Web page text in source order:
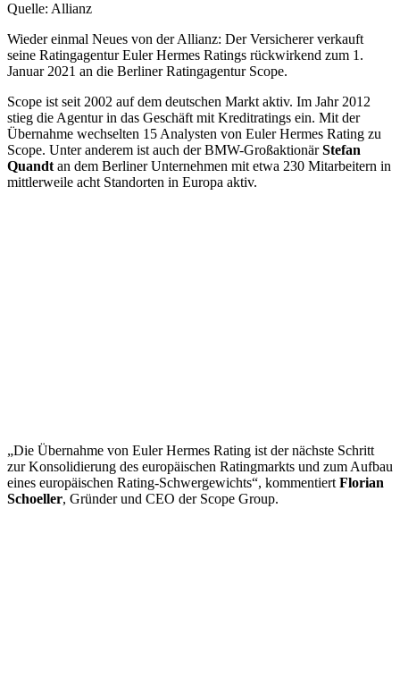
Quelle: Allianz
Wieder einmal Neues von der Allianz: Der Versicherer verkauft
seine Ratingagentur Euler Hermes Ratings rückwirkend zum 1.
Januar 2021 an die Berliner Ratingagentur Scope.
Scope ist seit 2002 auf dem deutschen Markt aktiv. Im Jahr 2012
stieg die Agentur in das Geschäft mit Kreditratings ein. Mit der
Übernahme wechselten 15 Analysten von Euler Hermes Rating zu
Scope. Unter anderem ist auch der BMW-GroßaktionärStefan
Quandtan dem Berliner Unternehmen mit etwa 230 Mitarbeitern in
mittlerweile acht Standorten in Europa aktiv.
„Die Übernahme von Euler Hermes Rating ist der nächste Schritt
zur Konsolidierung des europäischen Ratingmarkts und zum Aufbau
eines europäischen Rating-Schwergewichts“, kommentiertFlorian
Schoeller, Gründer und CEO der Scope Group.